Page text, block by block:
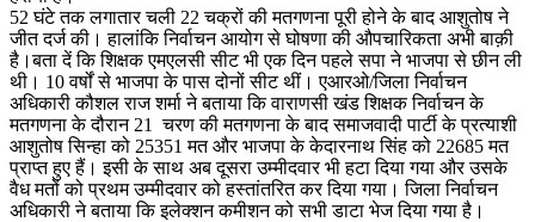
52 घंटे तक लगातार चली 22 चक्रों की मतगणना पूरी होने के बाद आशुतोष ने
जीत दर्ज की। हालांकि निर्वाचन आयोग से घोषणा की औपचारिकता अभी बाक़ी
है।बता दें कि शिक्षक एमएलसी सीट भी एक दिन पहले सपा ने भाजपा से छीन ली
थी। 10 वर्षों से भाजपा के पास दोनों सीट थीं। एआरओ/जिला निर्वाचन
अधिकारी कौशल राज शर्मा ने बताया कि वाराणसी खंड शिक्षक निर्वाचन के
मतगणना के दौरान 21 चरण की मतगणना के बाद समाजवादी पार्टी के प्रत्याशी
आशुतोष सिन्हा को 25351 मत और भाजपा के केदारनाथ सिंह को 22685 मत
प्राप्त हुए हैं। इसी के साथ अब दूसरा उम्मीदवार भी हटा दिया गया और उसके
वैध मतों को प्रथम उम्मीदवार को हस्तांतरित कर दिया गया। जिला निर्वाचन
अधिकारी ने बताया कि इलेक्शन कमीशन को सभी डाटा भेज दिया गया है।